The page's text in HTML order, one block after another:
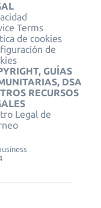
Terms
de cookies
de
GUÍAS
DSA
RECURSOS
Legal de